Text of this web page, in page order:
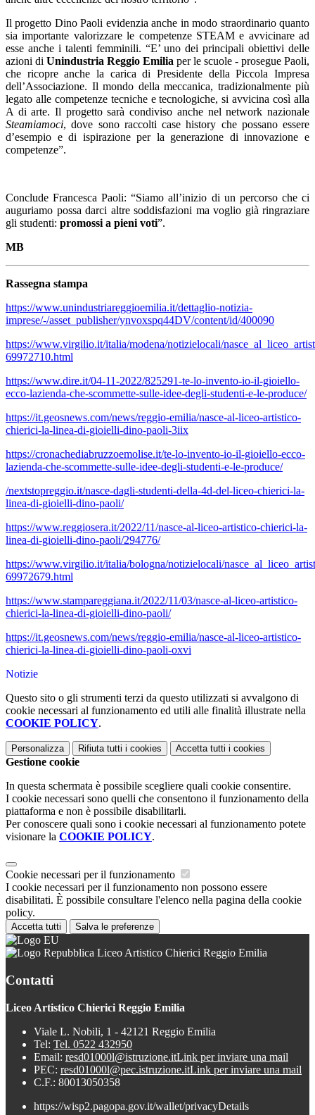
Il progetto Dino Paoli evidenzia anche in modo straordinario quanto
sia importante valorizzare le competenze STEAM e avvicinare ad
esse anche i talenti femminili. “E’ uno dei principali obiettivi delle
azioni di Unindustria Reggio Emilia per le scuole - prosegue Paoli,
che ricopre anche la carica di Presidente della Piccola Impresa
dell’Associazione. Il mondo della meccanica, tradizionalmente più
legato alle competenze tecniche e tecnologiche, si avvicina così alla
A di arte. Il progetto sarà condiviso anche nel network nazionale
Steamiamoci, dove sono raccolti case history che possano essere
d’esempio e di ispirazione per la generazione di innovazione e
competenze”.
Conclude Francesca Paoli: “Siamo all’inizio di un percorso che ci
auguriamo possa darci altre soddisfazioni ma voglio già ringraziare
gli studenti: promossi a pieni voti”.
MB
Rassegna stampa
https://www.unindustriareggioemilia.it/dettaglio-notizia-
imprese/-/asset_publisher/ynvoxspq44DV/content/id/400090
https://www.virgilio.it/italia/modena/notizielocali/
69972710.html
https://www.dire.it/04-11-2022/825291-te-lo-invento-io-il-gioiello-
ecco-lazienda-che-scommette-sulle-idee-degli-studenti-e-le-produce/
https://it.geosnews.com/news/reggio-emilia/nasce-al-liceo-artistico-
chierici-la-linea-di-gioielli-dino-paoli-3iix
https://cronachediabruzzoemolise.it/te-lo-invento-io-il-gioiello-ecco-
lazienda-che-scommette-sulle-idee-degli-studenti-e-le-produce/
/nextstopreggio.it/nasce-dagli-studenti-della-4d-del-liceo-chierici-la-
linea-di-gioielli-dino-paoli/
https://www.reggiosera.it/2022/11/nasce-al-liceo-artistico-chierici-la-
linea-di-gioielli-dino-paoli/294776/
https://www.virgilio.it/italia/bologna/notizielocali/
69972679.html
https://www.stampareggiana.it/2022/11/03/nasce-al-liceo-artistico-
chierici-la-linea-di-gioielli-dino-paoli/
https://it.geosnews.com/news/reggio-emilia/nasce-al-liceo-artistico-
chierici-la-linea-di-gioielli-dino-paoli-oxvi
Notizie
Questo sito o gli strumenti terzi da questo utilizzati si avvalgono di
cookie necessari al funzionamento ed utili alle finalità illustrate nella
COOKIE POLICY.
Personalizza Rifiuta tutti i cookies Accetta tutti i cookies
Gestione cookie
In questa schermata è possibile scegliere quali cookie consentire.
I cookie necessari sono quelli che consentono il funzionamento della
piattaforma e non è possibile disabilitarli.
Per conoscere quali sono i cookie necessari al funzionamento potete
visionare la COOKIE POLICY.
Cookie necessari per il funzionamento
I cookie necessari per il funzionamento non possono essere
disabilitati. È possibile consultare l'elenco nella pagina della cookie
policy.
Accetta tutti Salva le preferenze
Liceo Artistico Chierici Reggio Emilia
Contatti
Liceo Artistico Chierici Reggio Emilia
Viale L. Nobili, 1 - 42121 Reggio Emilia
Tel: Tel. 0522 432950
Email: resd01000l@istruzione.itLink per inviare una mail
PEC: resd01000l@pec.istruzione.itLink per inviare una mail
C.F.: 80013050358
https://wisp2.pagopa.gov.it/wallet/privacyDetails